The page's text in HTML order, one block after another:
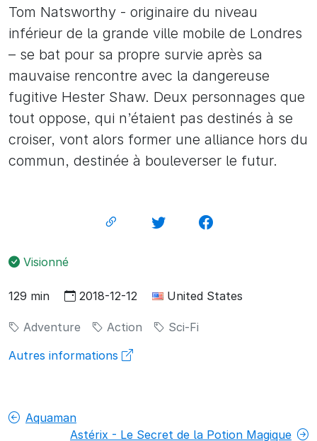
Tom Natsworthy - originaire du niveau
inférieur de la grande ville mobile de Londres
– se bat pour sa propre survie après sa
mauvaise rencontre avec la dangereuse
fugitive Hester Shaw. Deux personnages que
tout oppose, qui n’étaient pas destinés à se
croiser, vont alors former une alliance hors du
commun, destinée à bouleverser le futur.
Visionné
129 min 2018-12-12 United States
Adventure Action
Sci-Fi
Autres informations
Aquaman
Astérix - Le Secret de la Potion Magique